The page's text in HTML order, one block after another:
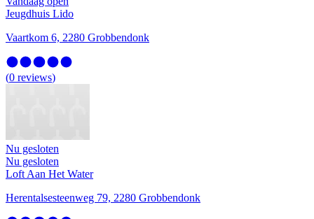
Jeugdhuis Lido
Vaartkom 6, 2280 Grobbendonk
(0 reviews)
Nu gesloten
Nu gesloten
Loft Aan Het Water
Herentalsesteenweg 79, 2280 Grobbendonk